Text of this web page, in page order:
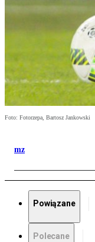
Foto: Fotorzepa, Bartosz Jankowski
mz
Powiązane
Polecane